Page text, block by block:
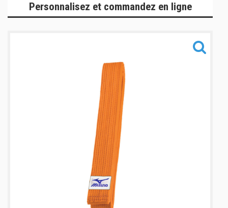
Lifestyle
Accessoires
Sacs
Informations
Personnalisez et commandez en ligne